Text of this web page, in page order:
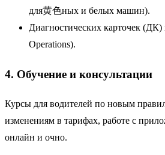
для黄色ных и белых машин).
Диагностических карточек
Operations).
4. Обучение и консультации
Курсы для водителей по новым
изменениям в тарифах, работе с
онлайн и очно.